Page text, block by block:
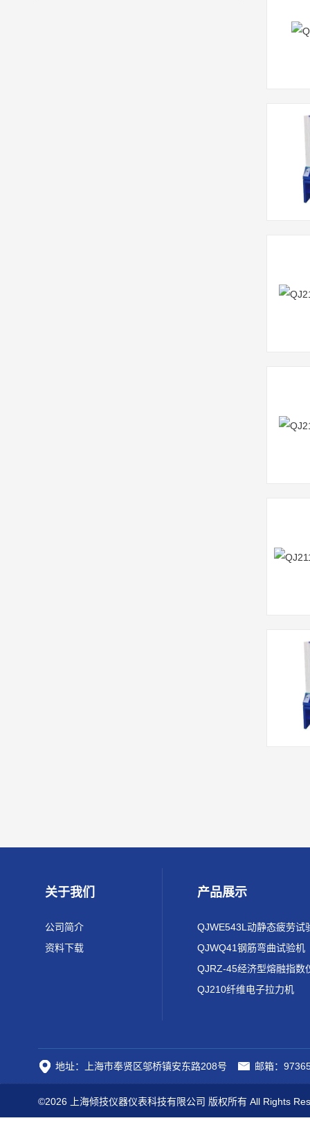
关于我们
公司简介
资料下载
产品展示
QJWE543L动静态疲劳试
QJWQ41钢筋弯曲试验机
QJRZ-45经济型熔融指数
QJ210纤维电子拉力机
地址：上海市奉贤区邬桥镇安东路208号 邮箱：
©2026 上海倾技仪器仪表科技有限公司 版权所有 All Rights